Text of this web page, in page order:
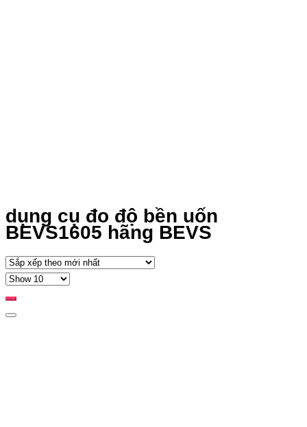
dụng cụ đo độ bền uốn
BEVS1605 hãng BEVS